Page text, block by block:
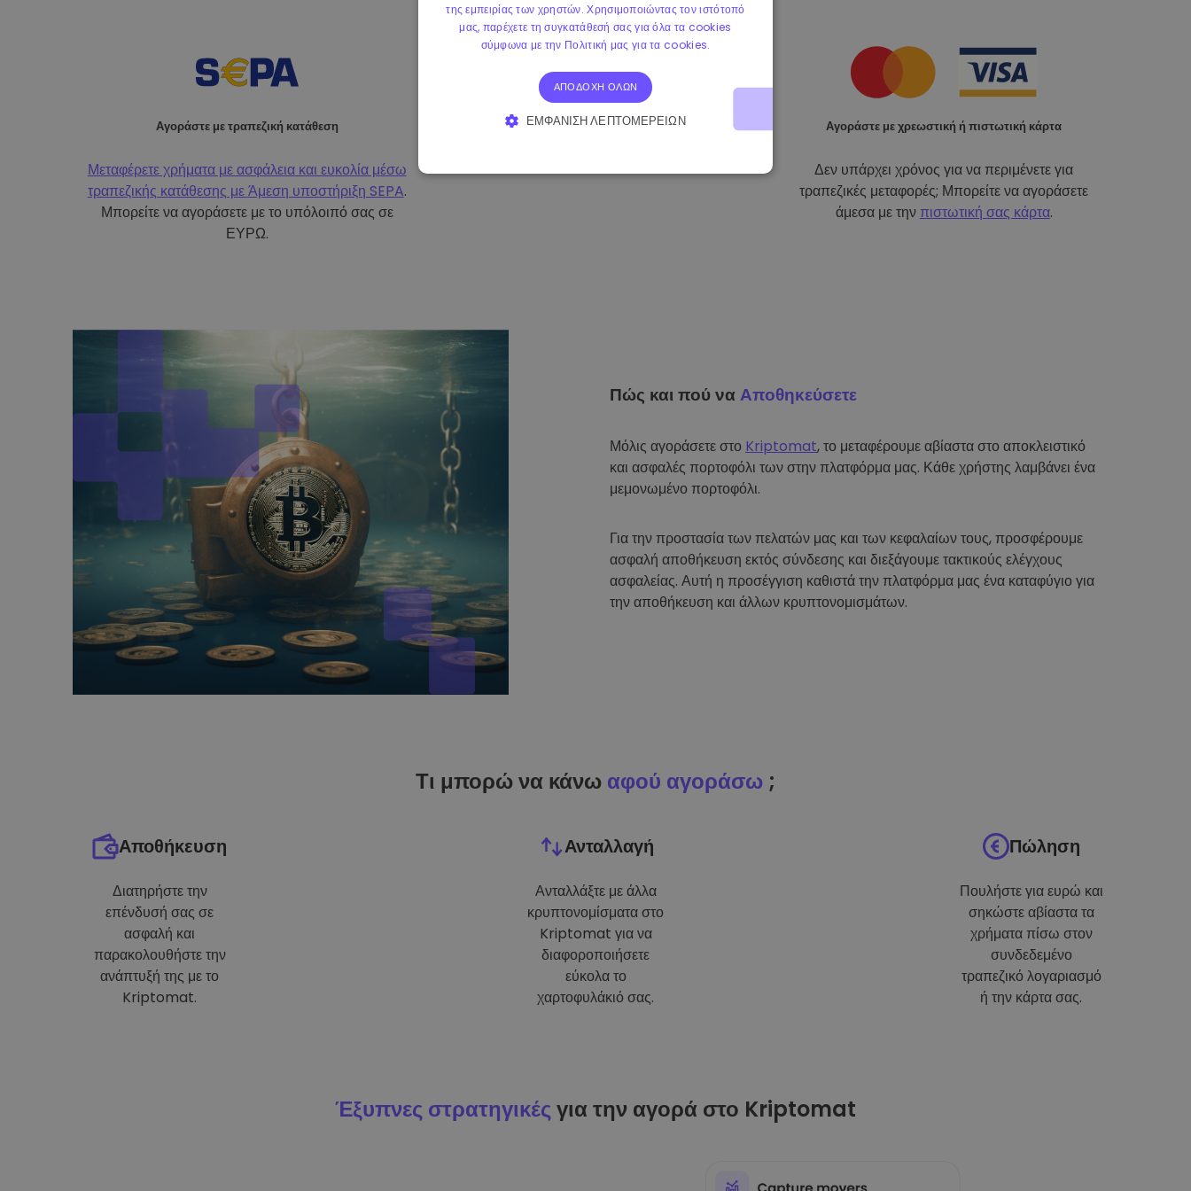
Αγοράστε με τραπεζική κατάθεση
Μεταφέρετε χρήματα με ασφάλεια και ευκολία μέσω
τραπεζικής κατάθεσης μεΆμεση υποστήριξη SEPA.
Μπορείτε να αγοράσετε με το υπόλοιπό σας σε
ΕΥΡΩ.
Αγοράστε με χρεωστική ή πιστωτική κάρτα
Δεν υπάρχει χρόνος για να περιμένετε για
τραπεζικές μεταφορές; Μπορείτε να αγοράσετε
άμεσα με τηνπιστωτική σας κάρτα.
Πώς και πού ναΑποθηκεύσετε
Μόλις αγοράσετε στο Kriptomat, το μεταφέρουμε αβίαστα στο αποκλειστικό
και ασφαλές πορτοφόλι των στην πλατφόρμα μας. Κάθε χρήστης λαμβάνει ένα
μεμονωμένο πορτοφόλι.
Για την προστασία των πελατών μας και των κεφαλαίων τους, προσφέρουμε
ασφαλή αποθήκευση εκτός σύνδεσης και διεξάγουμε τακτικούς ελέγχους
ασφαλείας. Αυτή η προσέγγιση καθιστά την πλατφόρμα μας ένα καταφύγιο για
την αποθήκευση και άλλων κρυπτονομισμάτων.
Τι μπορώ να κάνω αφού αγοράσω ;
Αποθήκευση
Διατηρήστε την
επένδυσή σας σε
ασφαλή και
παρακολουθήστε την
ανάπτυξή της με το
Kriptomat.
Ανταλλαγή
Ανταλλάξτε με άλλα
κρυπτονομίσματα στο
Kriptomat για να
διαφοροποιήσετε
εύκολα το
χαρτοφυλάκιό σας.
Πώληση
Πουλήστε για ευρώ και
σηκώστε αβίαστα τα
χρήματα πίσω στον
συνδεδεμένο
τραπεζικό λογαριασμό
ή την κάρτα σας.
Έξυπνες στρατηγικέςγια την αγορά στο Kriptomat
της εμπειρίας των χρηστών. Χρησιμοποιώντας τον ιστότοπό
μας, παρέχετε τη συγκατάθεσή σας για όλα τα cookies
σύμφωνα με την Πολιτική μας για τα cookies.
ΑΠΟΔΟΧΉ ΌΛΩΝ
ΕΜΦΆΝΙΣΗ ΛΕΠΤΟΜΕΡΕΙΏΝ